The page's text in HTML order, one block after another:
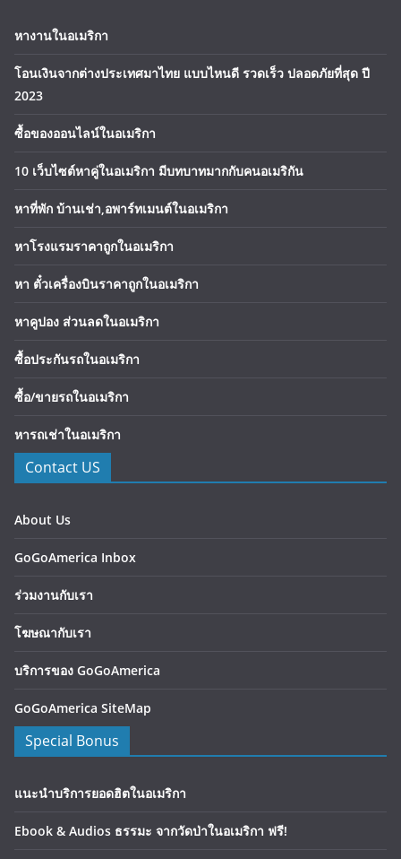
หางานในอเมริกา
โอนเงินจากต่างประเทศมาไทย แบบไหนดี รวดเร็ว ปลอดภัยที่สุด ปี
2023
ซื้อของออนไลน์ในอเมริกา
10 เว็บไซต์หาคู่ในอเมริกา มีบทบาทมากกับคนอเมริกัน
หาที่พัก บ้านเช่า,อพาร์ทเมนต์ในอเมริกา
หาโรงแรมราคาถูกในอเมริกา
หา ตั๋วเครื่องบินราคาถูกในอเมริกา
หาคูปอง ส่วนลดในอเมริกา
ซื้อประกันรถในอเมริกา
ซื้อ/ขายรถในอเมริกา
หารถเช่าในอเมริกา
Contact US
About Us
GoGoAmerica Inbox
ร่วมงานกับเรา
โฆษณากับเรา
บริการของ GoGoAmerica
GoGoAmerica SiteMap
Special Bonus
แนะนำบริการยอดฮิตในอเมริกา
Ebook & Audios ธรรมะ จากวัดป่าในอเมริกา ฟรี!